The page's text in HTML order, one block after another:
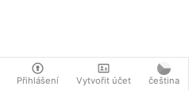
Přihlášení Vytvořit účet čeština